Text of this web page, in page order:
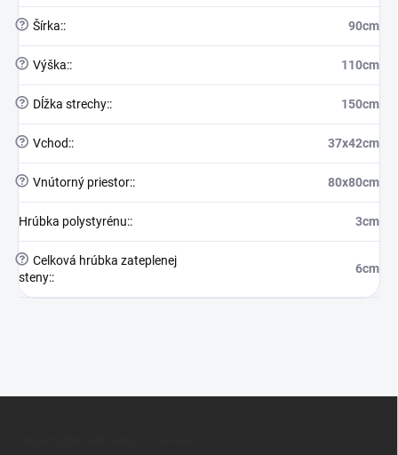
? Šírka:: 90cm
? Výška:: 110cm
? Dĺžka strechy:: 150cm
? Vchod:: 37x42cm
? Vnútorný priestor:: 80x80cm
Hrúbka polystyrénu:: 3cm
? Celková hrúbka zateplenej
steny::
6cm